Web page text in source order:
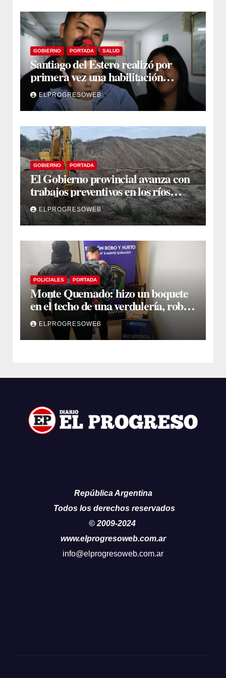
GOBIERNO PORTADA SALUD
Santiago del Estero realizó por
primera vez una habilitación
auditiva con vincha de conducción
óseaELPROGRESOWEB
GOBIERNO PORTADA
El Gobierno provincial avanza con
trabajos preventivos en los ríos
Dulce y Salado y en los Bajos
Submeridionales
ELPROGRESOWEB
POLICIALES PORTADA
Monte Quemado: hizo un boquete
en el techo de una verdulería, robó
$800.000 y cayó tras ser filmado
ELPROGRESOWEB
República Argentina
Todos los derechos reservados
© 2009-2024
www.elprogresoweb.com.ar
info@elprogresoweb.com.ar